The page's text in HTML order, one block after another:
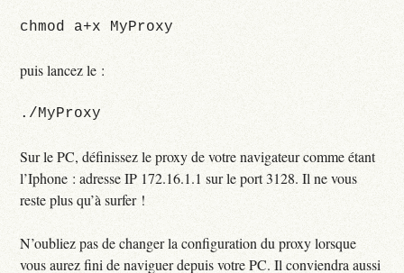
chmod a+x MyProxy
puis lancez le :
./MyProxy
Sur le PC, définissez le proxy de votre navigateur comme étant
l’Iphone : adresse IP 172.16.1.1 sur le port 3128. Il ne vous
reste plus qu’à surfer !
N’oubliez pas de changer la configuration du proxy lorsque
vous aurez fini de naviguer depuis votre PC. Il conviendra aussi